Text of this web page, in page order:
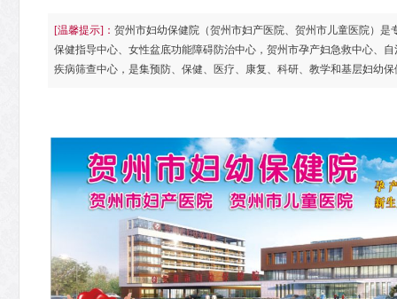
[温馨提示]：贺州市妇幼保健院（贺州市妇产医院、贺州市儿童医院）
保健指导中心、女性盆底功能障碍防治中心，贺州市孕产妇急救中心、
疾病筛查中心，是集预防、保健、医疗、康复、科研、教学和基层妇幼